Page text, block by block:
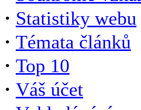
· Statistiky webu
· Témata článků
· Top 10
· Váš účet